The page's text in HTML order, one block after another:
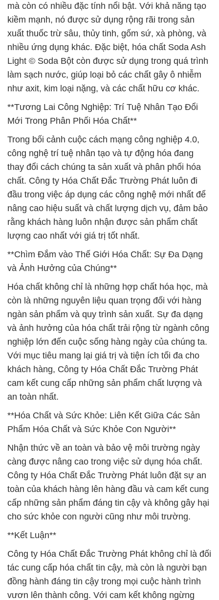
mà còn có nhiều đặc tính nổi bật. Với khả năng tạo
kiềm mạnh, nó được sử dụng rộng rãi trong sản
xuất thuốc trừ sâu, thủy tinh, gốm sứ, xà phòng, và
nhiều ứng dụng khác. Đặc biệt, hóa chất Soda Ash
Light © Soda Bột còn được sử dụng trong quá trình
làm sạch nước, giúp loại bỏ các chất gây ô nhiễm
như axit, kim loại nặng, và các chất hữu cơ khác.
**Tương Lai Công Nghiệp: Trí Tuệ Nhân Tạo Đổi
Mới Trong Phân Phối Hóa Chất**
Trong bối cảnh cuộc cách mạng công nghiệp 4.0,
công nghệ trí tuệ nhân tạo và tự động hóa đang
thay đổi cách chúng ta sản xuất và phân phối hóa
chất. Công ty Hóa Chất Đắc Trường Phát luôn đi
đầu trong việc áp dụng các công nghệ mới nhất để
nâng cao hiệu suất và chất lượng dịch vụ, đảm bảo
rằng khách hàng luôn nhận được sản phẩm chất
lượng cao nhất với giá trị tốt nhất.
**Chìm Đắm vào Thế Giới Hóa Chất: Sự Đa Dạng
và Ảnh Hưởng của Chúng**
Hóa chất không chỉ là những hợp chất hóa học, mà
còn là những nguyên liệu quan trọng đối với hàng
ngàn sản phẩm và quy trình sản xuất. Sự đa dạng
và ảnh hưởng của hóa chất trải rộng từ ngành công
nghiệp lớn đến cuộc sống hàng ngày của chúng ta.
Với mục tiêu mang lại giá trị và tiện ích tối đa cho
khách hàng, Công ty Hóa Chất Đắc Trường Phát
cam kết cung cấp những sản phẩm chất lượng và
an toàn nhất.
**Hóa Chất và Sức Khỏe: Liên Kết Giữa Các Sản
Phẩm Hóa Chất và Sức Khỏe Con Người**
Nhận thức về an toàn và bảo vệ môi trường ngày
càng được nâng cao trong việc sử dụng hóa chất.
Công ty Hóa Chất Đắc Trường Phát luôn đặt sự an
toàn của khách hàng lên hàng đầu và cam kết cung
cấp những sản phẩm đáng tin cậy và không gây hại
cho sức khỏe con người cũng như môi trường.
**Kết Luận**
Công ty Hóa Chất Đắc Trường Phát không chỉ là đối
tác cung cấp hóa chất tin cậy, mà còn là người bạn
đồng hành đáng tin cậy trong mọi cuộc hành trình
vươn lên thành công. Với cam kết không ngừng